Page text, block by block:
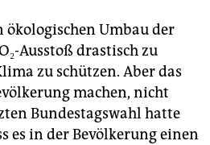
Umbau der
Ausstoß drastisch zu
zu schützen. Aber das
machen, nicht
Bundestagswahl hatte
es in der Bevölkerung einen